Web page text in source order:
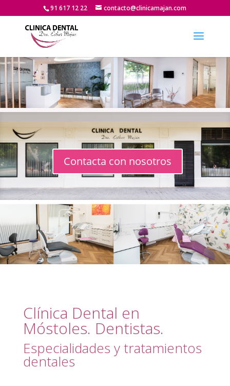
91 617 12 22 contacto@clinicamajan.com
Contacta con nosotros
Clínica Dental en
Móstoles. Dentistas.
Especialidades y tratamientos
dentales